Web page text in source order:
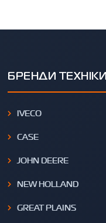
БРЕНДИ ТЕХНІКИ
IVECO
CASE
JOHN DEERE
NEW HOLLAND
GREAT PLAINS